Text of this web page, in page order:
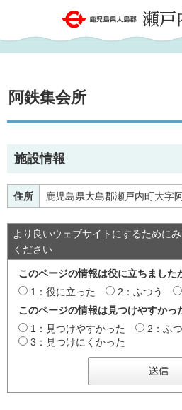
鹿児島県大島郡 瀬戸内
阿鉄集会所
施設情報
住所 鹿児島県大島郡瀬戸内町大字
より良いウェブサイトにするために
ください
このページの情報は役に立ちました
1：役に立った
2：ふつう
このページの情報は見つけやすかっ
1：見つけやすかった
2：ふ
3：見つけにくかった